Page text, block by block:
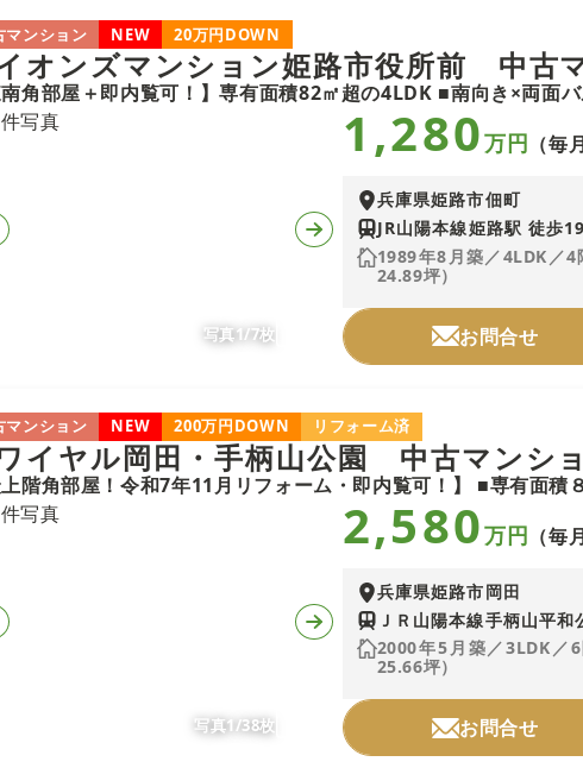
マンション NEW 20万円DOWN
オンズマンション姫路市役所前 中古
写真1/7枚
1,280万円 （毎
兵庫県姫路市佃町
JR山陽本線姫路駅 徒歩
1989年8月築／4LDK／
24.89坪）
お問合せ
マンション NEW 200万円DOWN リフォーム済
イヤル岡田・手柄山公園 中古マンシ
写真1/38枚
2,580万円 （毎
兵庫県姫路市岡田
ＪＲ山陽本線手柄山平
2000年5月築／3LDK／
25.66坪）
お問合せ